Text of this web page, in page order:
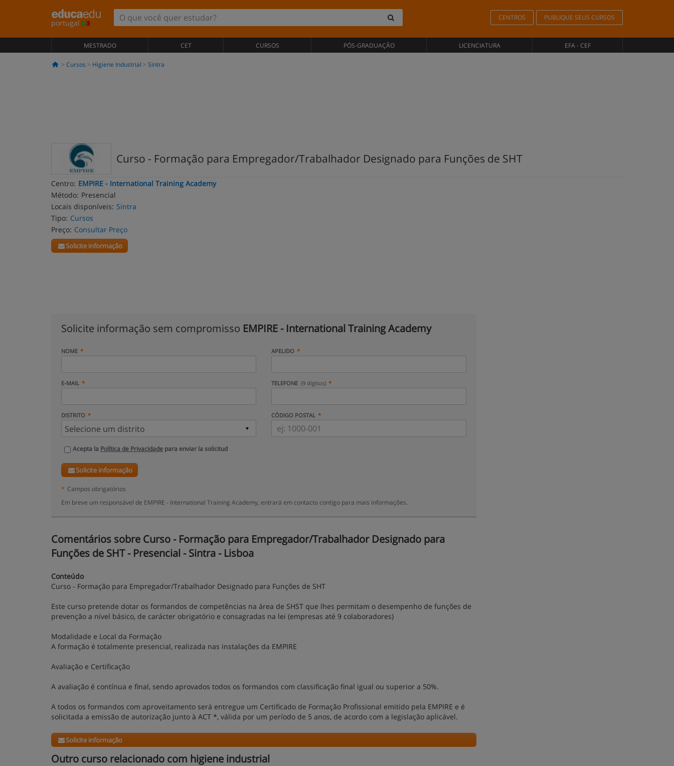
portugal
CENTROS PUBLIQUE SEUS CURSOS
MESTRADO CET CURSOS PÓS-GRADUAÇÃO LICENCIATURA EFA - CEF
Cursos Higiene Industrial Sintra
Curso - Formação para Empregador/Trabalhador Designado para Funções de SHT
Centro: EMPIRE - International Training Academy
Método: Presencial
Locais disponíveis: Sintra
Tipo: Cursos
Preço: Consultar Preço
Solicite informação
Solicite informação sem compromisso EMPIRE - International Training Academy
NOME APELIDO
E-MAIL TELEFONE (9 dígitos)
DISTRITO CÓDIGO POSTAL
Acepta la Política de Privacidade para enviar la solicitud
Solicite informação
* Campos obrigatórios
Em breve um responsável de EMPIRE - International Training Academy, entrará em contacto contigo para mais informações.
Comentários sobre Curso - Formação para Empregador/Trabalhador Designado para
Funções de SHT - Presencial - Sintra - Lisboa
Conteúdo
Curso - Formação para Empregador/Trabalhador Designado para Funções de SHT
Este curso pretende dotar os formandos de competências na área de SHST que lhes permitam o desempenho de funções de
prevenção a nível básico, de carácter obrigatório e consagradas na lei (empresas até 9 colaboradores)
Modalidade e Local da Formação
A formação é totalmente presencial, realizada nas instalações da EMPIRE
Avaliação e Certificação
A avaliação é contínua e final, sendo aprovados todos os formandos com classificação final igual ou superior a 50%.
A todos os formandos com aproveitamento será entregue um Certificado de Formação Profissional emitido pela EMPIRE e é
solicitada a emissão de autorização junto à ACT *, válida por um período de 5 anos, de acordo com a legislação aplicável.
Solicite informação
Outro curso relacionado com higiene industrial